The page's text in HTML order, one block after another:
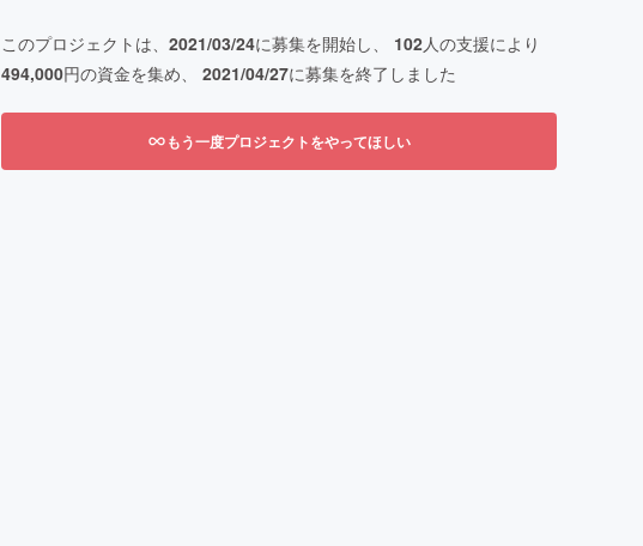
このプロジェクトは、 2021/03/24に募集を開始し、 102人の支援により
494,000円の資金を集め、 2021/04/27に募集を終了しました
もう一度プロジェクトをやってほしい